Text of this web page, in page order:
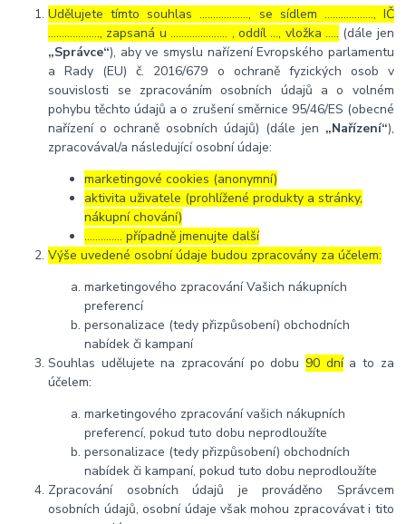
Udělujete tímto souhlas ……………..., se sídlem ………………, IČ
………………., zapsaná u ………………… , oddíl …, vložka ….. (dále jen
„Správce“), aby ve smyslu nařízení Evropského parlamentu
a Rady (EU) č. 2016/679 o ochraně fyzických osob v
souvislosti se zpracováním osobních údajů a o volném
pohybu těchto údajů a o zrušení směrnice 95/46/ES (obecné
nařízení o ochraně osobních údajů) (dále jen „Nařízení“),
zpracovával/a následující osobní údaje:
marketingové cookies (anonymní)
aktivita uživatele (prohlížené produkty a stránky,
nákupní chování)
………….. případně jmenujte další
Výše uvedené osobní údaje budou zpracovány za účelem:
marketingového zpracování Vašich nákupních
preferencí
personalizace (tedy přizpůsobení) obchodních
nabídek či kampaní
Souhlas udělujete na zpracování po dobu 90 dnía to za
účelem:
marketingového zpracování vašich nákupních
preferencí, pokud tuto dobu neprodloužíte
personalizace (tedy přizpůsobení) obchodních
nabídek či kampaní, pokud tuto dobu neprodloužíte
Zpracování osobních údajů je prováděno Správcem
osobních údajů, osobní údaje však mohou zpracovávat i tito